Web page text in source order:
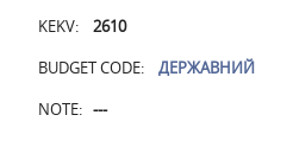
KEKV: 2610
BUDGET CODE: ДЕРЖАВНИЙ
NOTE: ---